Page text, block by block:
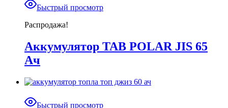
Быстрый просмотр
Распродажа!
Аккумулятор TAB POLAR JIS 65
Ач
Быстрый просмотр